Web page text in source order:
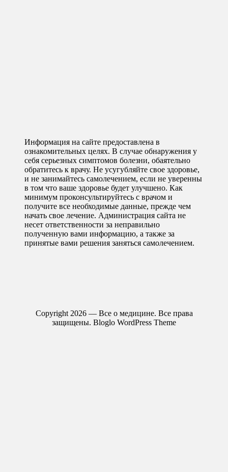
Информация на сайте предоставлена в
ознакомительных целях. В случае обнаружения у
себя серьезных симптомов болезни, обаятельно
обратитесь к врачу. Не усугубляйте свое здоровье,
и не занимайтесь самолечением, если не уверенны
в том что ваше здоровье будет улучшено. Как
минимум проконсультируйтесь с врачом и
получите все необходимые данные, прежде чем
начать свое лечение. Администрация сайта не
несет ответственности за неправильно
полученную вами информацию, а также за
принятые вами решения заняться самолечением.
Copyright 2026 — Все о медицине. Все права
защищены. Bloglo WordPress Theme